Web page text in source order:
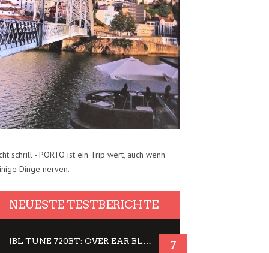
schrill - PORTO ist ein Trip wert, auch wenn
Dinge nerven.
NEUESTE TESTBERICHTE
JBL TUNE 720BT: OVER EAR BLUETOOTH KOPFHÖRER UM DIE 50,-€ IM DAUER-TEST 7